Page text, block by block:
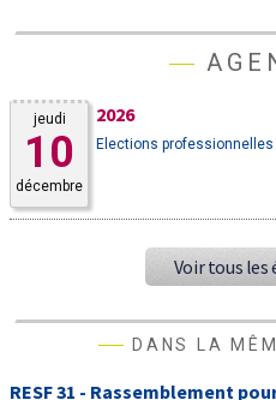
jeudi
10
décembre
2026
Elections professionnelles
Voir tous les
DANS LA
RESF 31 - Rassemblement